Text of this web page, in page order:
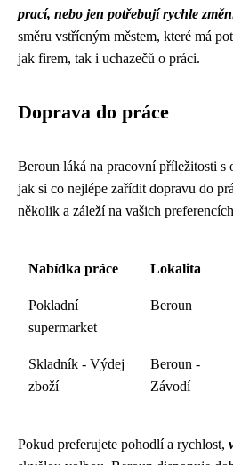
prací, nebo jen potřebují rychle
směru vstřícným městem, které má
jak firem, tak i uchazečů o práci.
Doprava do práce
Beroun láká na pracovní příležitosti s
jak si co nejlépe zařídit dopravu do
několik a záleží na vašich
Nabídka práce Lokalita
Pokladní
supermarket
Beroun
Skladník - Výdej
zboží
Beroun -
Závodí
Pokud preferujete pohodlí a rychlost,